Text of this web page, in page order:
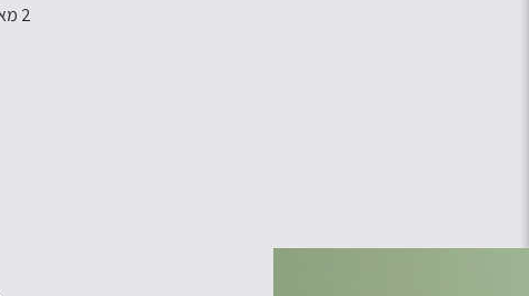
2 מארזי תה גדולים, קנקן ומארז תיונים ריקים